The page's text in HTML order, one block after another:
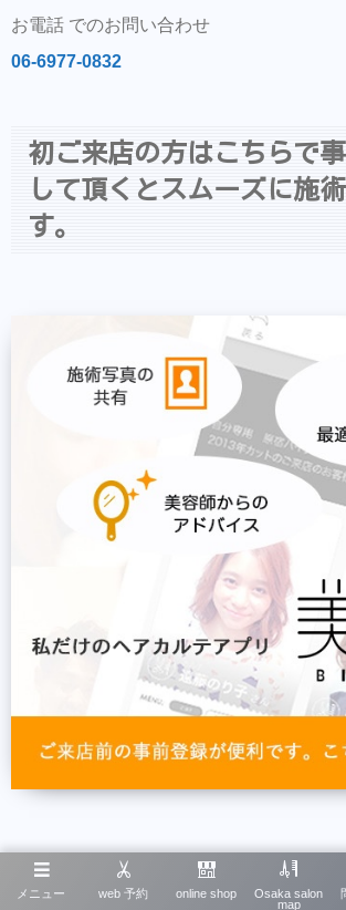
お電話 でのお問い合わせ
06-6977-0832
初ご来店の方はこちらで
して頂くとスムーズに施
す。
同時にこちらもダウンロ
メニュー web 予約 online shop
Osaka salon
map